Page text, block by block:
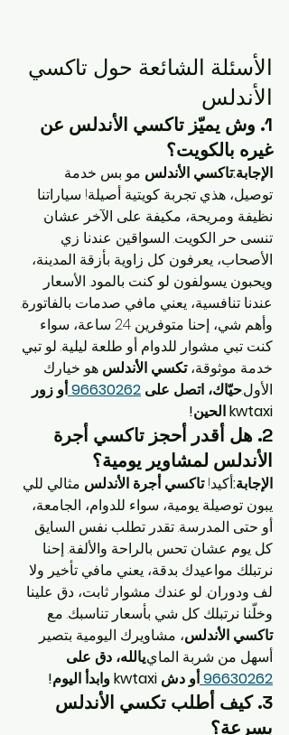
الأسئلة الشائعة حول تاكسي
الأندلس
1. وش يميّز تاكسي الأندلس عن
غيره بالكويت؟
الإجابة:تاكسي الأندلس مو بس خدمة
توصيل، هذي تجربة كويتية أصيلة! سياراتنا
نظيفة ومريحة، مكيفة على الآخر عشان
تنسى حر الكويت. السواقين عندنا زي
الأصحاب، يعرفون كل زاوية بأزقة المدينة،
ويحبون يسولفون لو كنت بالمود. الأسعار
عندنا تنافسية، يعني مافي صدمات بالفاتورة.
وأهم شي، إحنا متوفرين 24 ساعة، سواء
كنت تبي مشوار للدوام أو طلعة ليلية. لو تبي
خدمة موثوقة، تكسي الأندلس هو خيارك
الأول.حيّاك، اتصل على 96630262 أو زور
kwtaxi الحين!
2. هل أقدر أحجز تاكسي أجرة
الأندلس لمشاوير يومية؟
الإجابة:أكيد! تاكسي أجرة الأندلس مثالي للي
يبون توصيلة يومية، سواء للدوام، الجامعة،
أو حتى المدرسة. تقدر تطلب نفس السايق
كل يوم عشان تحس بالراحة والألفة. إحنا
نرتبلك مواعيدك بدقة، يعني مافي تأخير ولا
لف ودوران. لو عندك مشوار ثابت، دق علينا
وخلّنا نرتبلك كل شي بأسعار تناسبك. مع
تاكسي الأندلس، مشاويرك اليومية بتصير
أسهل من شربة الماي.يالله، دق على
96630262 أو دش kwtaxi وابدأ اليوم!
3. كيف أطلب تكسي الأندلس
بسرعة؟